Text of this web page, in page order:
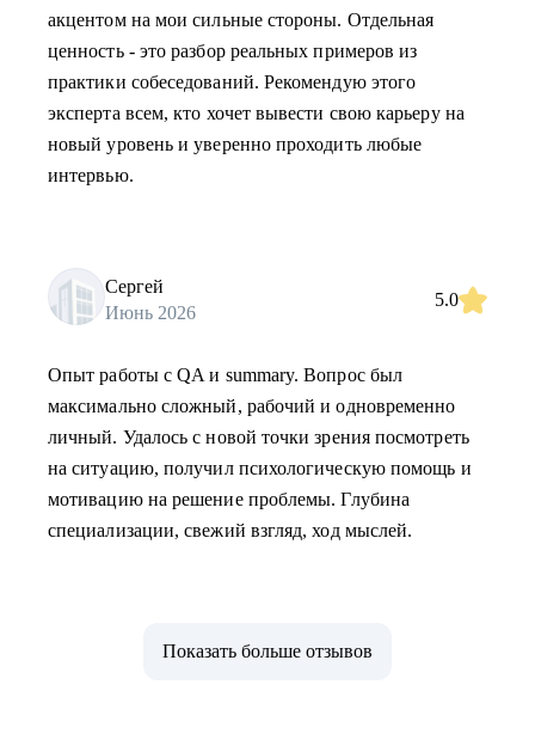
акцентом на мои сильные стороны. Отдельная
ценность - это разбор реальных примеров из
практики собеседований. Рекомендую этого
эксперта всем, кто хочет вывести свою карьеру на
новый уровень и уверенно проходить любые
интервью.
Сергей
Июнь 2026
5.0
Опыт работы с QA и summary. Вопрос был
максимально сложный, рабочий и одновременно
личный. Удалось с новой точки зрения посмотреть
на ситуацию, получил психологическую помощь и
мотивацию на решение проблемы. Глубина
специализации, свежий взгляд, ход мыслей.
Показать больше отзывов